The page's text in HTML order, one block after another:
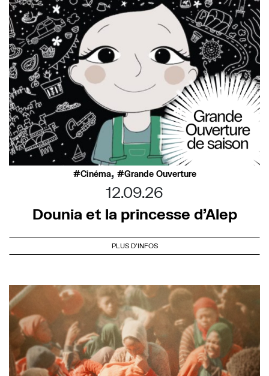
Cinéma, Grande Ouverture
12.09.26
Dounia et la princesse d’Alep
PLUS D'INFOS